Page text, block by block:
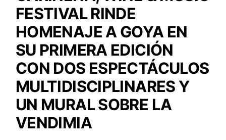
FESTIVAL RINDE
HOMENAJE A GOYA EN
SU PRIMERA EDICIÓN
CON DOS ESPECTÁCULOS
MULTIDISCIPLINARES Y
UN MURAL SOBRE LA
VENDIMIA